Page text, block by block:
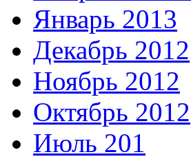
Январь 2013
Декабрь 2012
Ноябрь 2012
Октябрь 2012
Июль 201